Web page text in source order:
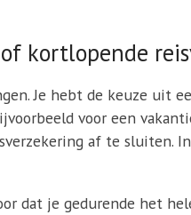
kortlopende
Je hebt de keuze uit
voor een
af te
dat je gedurende het